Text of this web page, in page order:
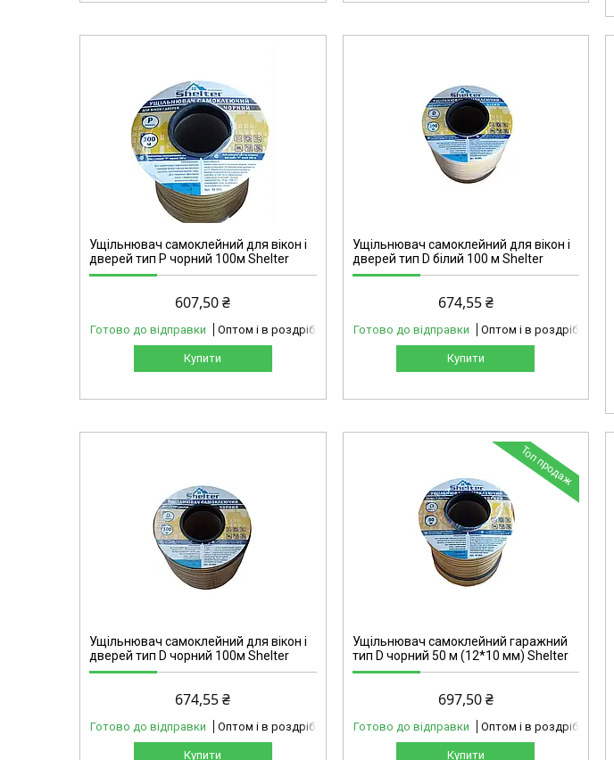
Ущільнювач самоклейний для вікон і
дверей тип Р чорний 100м Shelter
607,50 ₴
Готово до відправки Оптом і в роздріб
Купити
42-001
Ущільнювач самоклейний для вікон і
дверей тип D білий 100 м Shelter
674,55 ₴
Готово до відправки Оптом і в роздріб
Купити
Ущільнювач самоклейний для вікон і
дверей тип D чорний 100м Shelter
674,55 ₴
Готово до відправки Оптом і в роздріб
Купити
42-303
Топ продаж
Ущільнювач самоклейний гаражний
тип D чорний 50 м (12*10 мм) Shelter
697,50 ₴
Готово до відправки Оптом і в роздріб
Купити
42-306